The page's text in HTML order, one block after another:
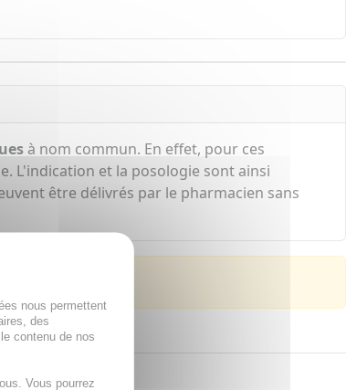
à nom commun. En effet, pour ces
L'indication et la posologie sont ainsi
être délivrés par le pharmacien sans
nous permettent
des
contenu de nos
Vous pourrez